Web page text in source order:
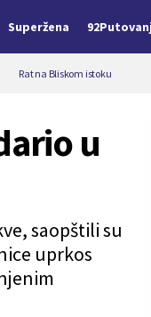
Superžena
Rat na Bliskom istoku
u
saopštili su
uprkos